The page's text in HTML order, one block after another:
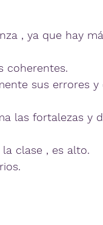
, ya que hay
coherentes.
sus errores y
las fortalezas y
clase , es alto.